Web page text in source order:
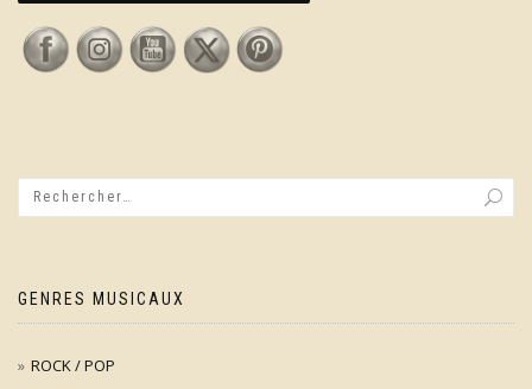
GENRES MUSICAUX
ROCK / POP